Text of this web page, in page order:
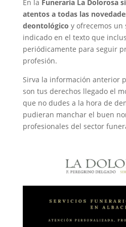
En la Funeraria La Dolorosa
atentos a todas las
deontológico y ofrecemos un
indicado en el texto que
periódicamente para seguir
profesión.
Sirva la información anterior
son tus derechos llegado el
que no dudes a la hora de
pudieran manchar el buen
profesionales del sector